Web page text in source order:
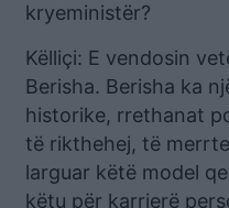
kryeministër?
Këlliçi: E vendosin
Berisha. Berisha ka
historike, rrethanat
të rikthehej, të
larguar këtë model
këtu për karrierë